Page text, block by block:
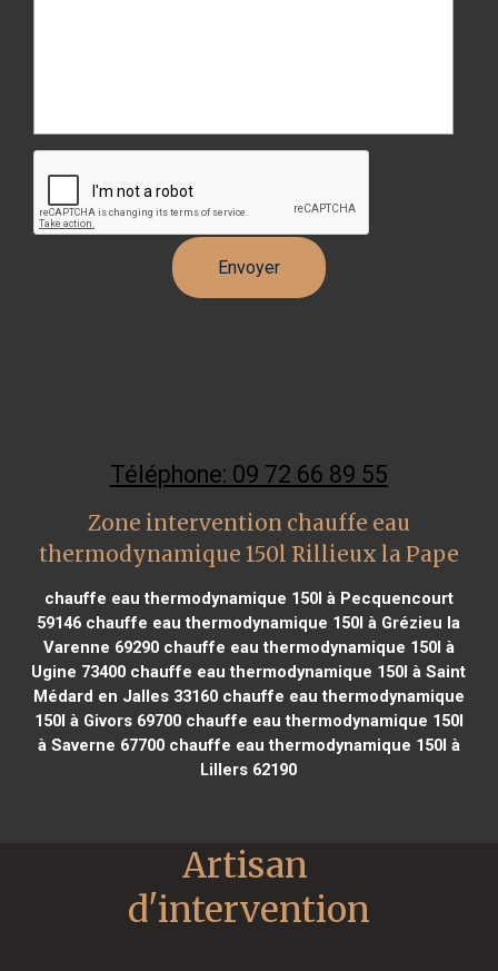
Téléphone: 09 72 66 89 55
Zone intervention chauffe eau
thermodynamique 150l Rillieux la Pape
chauffe eau thermodynamique 150l à Pecquencourt
59146 chauffe eau thermodynamique 150l à Grézieu la
Varenne 69290chauffe eau thermodynamique 150l à
Ugine 73400 chauffe eau thermodynamique 150l à Saint
Médard en Jalles 33160chauffe eau thermodynamique
150l à Givors 69700chauffe eau thermodynamique 150l
à Saverne 67700chauffe eau thermodynamique 150l à
Lillers 62190
Artisan
d'intervention